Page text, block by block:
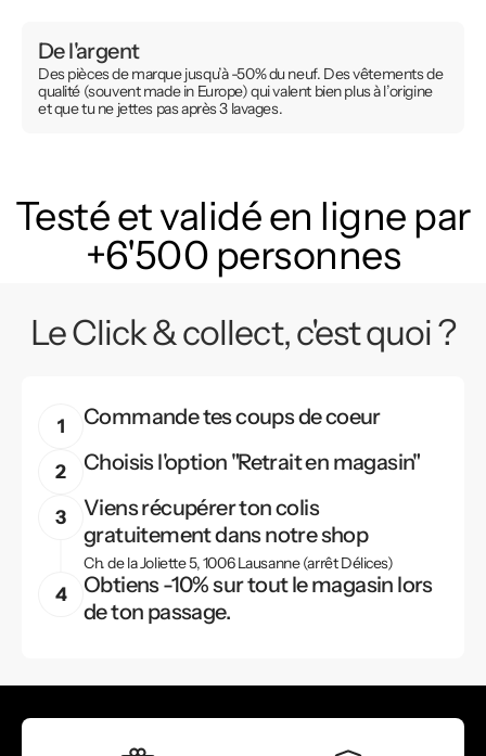
De l'argent
Des pièces de marque jusqu’à -50% du neuf. Des vêtements de
qualité (souvent made in Europe) qui valent bien plus à l’origine
et que tu ne jettes pas après 3 lavages.
Testé et validé en ligne par
+6'500 personnes
Le Click & collect, c'est quoi ?
Commande tes coups de coeur
Choisis l'option "Retrait en magasin"
Viens récupérer ton colis
gratuitement dans notre shop
Ch. de la Joliette 5, 1006 Lausanne (arrêt Délices)
Obtiens -10% sur tout le magasin lors
de ton passage.